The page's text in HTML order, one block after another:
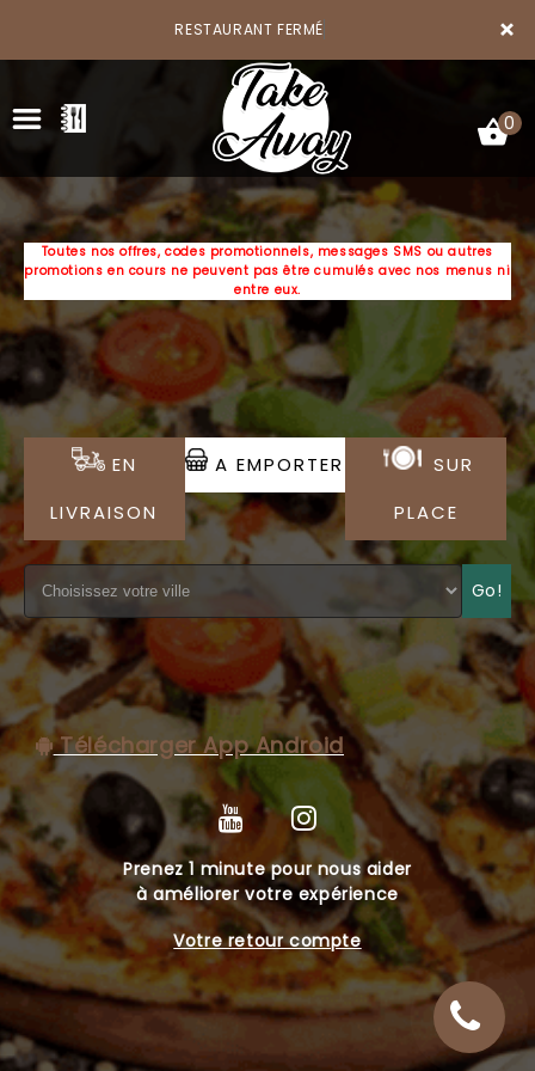
×
RESTAURANT FERMÉ
ACCUEIL
LA CARTE
VOTRE COMPTE
NOTRE RESTAURANT
MENTIONS LÉGALES
0
Toutes nos offres, codes promotionnels, messages SMS ou autres
promotions en cours ne peuvent pas être cumulés avec nos menus ni
entre eux.
EN
LIVRAISON
A EMPORTER
SUR
PLACE
Go!
Télécharger App Android
Prenez 1 minute pour nous aider
à améliorer votre expérience
Votre retour compte